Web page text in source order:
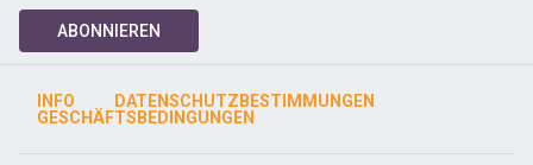
ABONNIEREN
INFO
DATENSCHUTZBESTIMMUNGEN
GESCHÄFTSBEDINGUNGEN